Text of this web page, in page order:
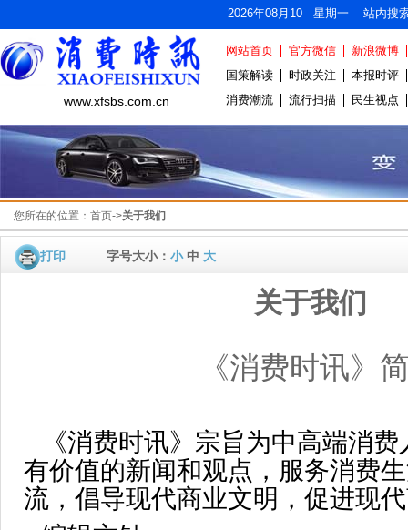
2026年08月10 星期一 站内搜
www.xfsbs.com.cn
网站首页 官方微信
新浪微博
国策解读
时政关注
本报时评
消费潮流
流行扫描 民生视点
您所在的位置： 首页->关于我们
打印 字号大小： 小中 大
关于我们
《消费时讯》
《消费时讯》 宗旨为中高端消
有价值的新闻和观点，服务消费
流，倡导现代商业文明，促进现